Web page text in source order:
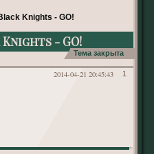
Knights - GO!
Knights - GO!
Тема закрыта
1
2014-04-21 20:45:43